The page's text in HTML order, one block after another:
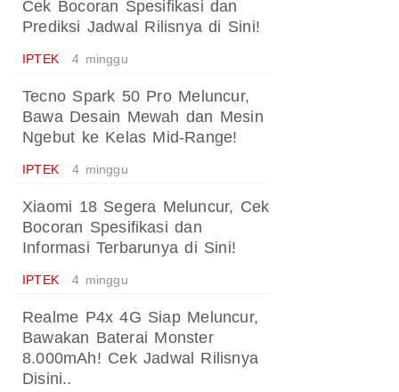
Cek Bocoran Spesifikasi dan
Prediksi Jadwal Rilisnya di Sini!
IPTEK 4 minggu
Tecno Spark 50 Pro Meluncur,
Bawa Desain Mewah dan Mesin
Ngebut ke Kelas Mid-Range!
IPTEK 4 minggu
Xiaomi 18 Segera Meluncur, Cek
Bocoran Spesifikasi dan
Informasi Terbarunya di Sini!
IPTEK 4 minggu
Realme P4x 4G Siap Meluncur,
Bawakan Baterai Monster
8.000mAh! Cek Jadwal Rilisnya
Disini..